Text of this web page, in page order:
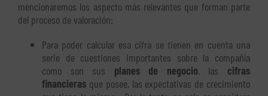
mencionaremos los aspecto más relevantes que forman parte
del proceso de valoración:
Para poder calcular esa cifra se tienen en cuenta una
serie de cuestiones importantes sobre la compañía
como son sus planes de negocio, las cifras
financieras que posee, las expectativas de crecimiento